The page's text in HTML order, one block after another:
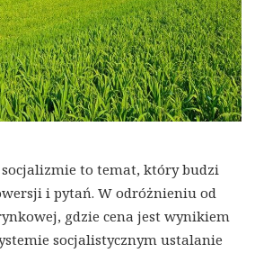
to temat, który budzi
i pytań. W odróżnieniu od
gdzie cena jest wynikiem
socjalistycznym ustalanie